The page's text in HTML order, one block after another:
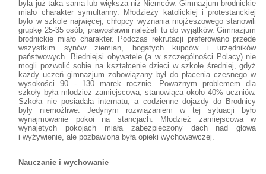
była już taka sama lub większa niż Niemców. Gimnazjum brodnickie
miało charakter symultanny. Młodzieży katolickiej i protestanckiej
było w szkole najwięcej, chłopcy wyznania mojżeszowego stanowili
grupkę 25-35 osób, prawosławni należeli tu do wyjątków. Gimnazjum
brodnickie miało charakter. Podczas rekrutacji preferowano przede
wszystkim synów ziemian, bogatych kupców i urzędników
państwowych. Biedniejsi obywatele (a w szczególności Polacy) nie
mogli pozwolić sobie na kształcenie dzieci w szkole średniej, gdyż
każdy uczeń gimnazjum zobowiązany był do płacenia czesnego w
wysokości 90 - 130 marek rocznie. Poważnym problemem dla
szkoły była młodzież zamiejscowa, stanowiąca około 40% uczniów.
Szkoła nie posiadała internatu, a codzienne dojazdy do Brodnicy
były niemożliwe. Jedynym rozwiązaniem w tej sytuacji było
wynajmowanie pokoi na stancjach. Młodzież zamiejscowa w
wynajętych pokojach miała zabezpieczony dach nad głową
i wyżywienie, ale pozbawiona była opieki wychowawczej.
Nauczanie i wychowanie